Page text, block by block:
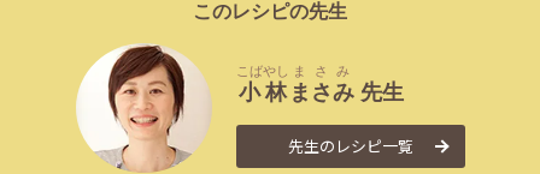
このレシピの先生
小林
こばやし
まさみ
まさみ
先生
先生のレシピ一覧